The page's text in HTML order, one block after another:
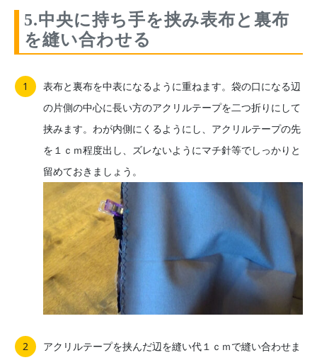
5.中央に持ち手を挟み表布と裏布
を縫い合わせる
表布と裏布を中表になるように重ねます。袋の口になる辺
の片側の中心に長い方のアクリルテープを二つ折りにして
挟みます。わが内側にくるようにし、アクリルテープの先
を１ｃｍ程度出し、ズレないようにマチ針等でしっかりと
留めておきましょう。
アクリルテープを挟んだ辺を縫い代１ｃｍで縫い合わせま